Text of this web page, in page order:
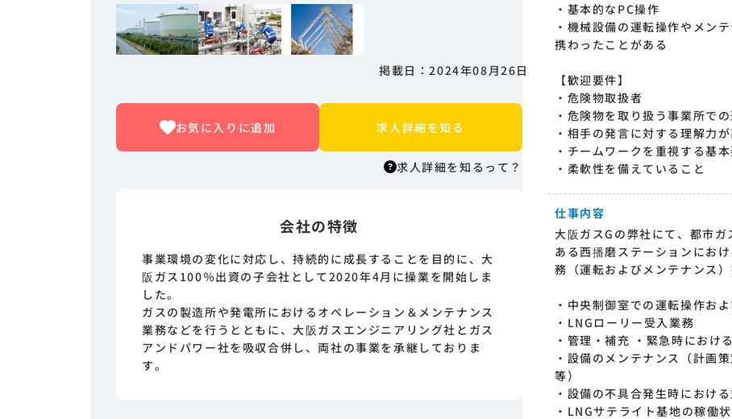
掲載日：2024年08月26日
お気に入りに追加 求人詳細を知る
求人詳細を知るって？
求人詳細を知るって？
はりまっちエージェントはエージェント
型の求人紹介サービスのため、 応募に際
してはまずエージェントとの面談が必要
になります。そのためまずは求人への興
味有無を面談等で確認致します。その後
正式な求人応募へと進んでいただきま
す。
会社の特徴
事業環境の変化に対応し、持続的に成長することを目的に、大
阪ガス100％出資の子会社として2020年4月に操業を開始しま
した。
ガスの製造所や発電所におけるオペレーション＆メンテナンス
業務などを行うとともに、大阪ガスエンジニアリング社とガス
アンドパワー社を吸収合併し、両社の事業を承継しておりま
す。
・基本的なPC操作
・機械設備の運転操作やメン
携わったことがある
【歓迎要件】
・危険物取扱者
・危険物を取り扱う事業所で
・相手の発言に対する理解力
・チームワークを重視する基
・柔軟性を備えていること
仕事内容
大阪ガスGの弊社にて、都市
ある西播磨ステーションにお
務（運転およびメンテナンス）
・中央制御室での運転操作お
・LNGローリー受入業務
・管理・補充 ・緊急時におけ
・設備のメンテナンス（計画
等）
・設備の不具合発生時におけ
・LNGサテライト基地の稼働